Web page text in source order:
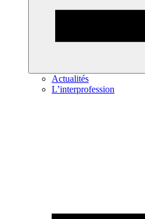
Actualités
L’interprofession